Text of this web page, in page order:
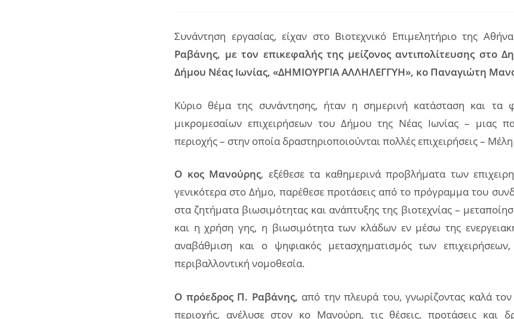
Συνάντηση εργασίας, είχαν στο Βιοτεχνικό Επιμελητήριο της
Ραβάνης, με τον επικεφαλής της μείζονος αντιπολίτευσης στο
Δήμου Νέας Ιωνίας, «ΔΗΜΙΟΥΡΓΙΑ ΑΛΛΗΛΕΓΓΥΗ», κο Παναγιώτη
Κύριο θέμα της συνάντησης, ήταν η σημερινή κατάσταση και τα
μικρομεσαίων επιχειρήσεων του Δήμου της Νέας Ιωνίας – μιας
περιοχής – στην οποία δραστηριοποιούνται πολλές επιχειρήσεις –
Ο κος Μανούρης, εξέθεσε τα καθημερινά προβλήματα των
γενικότερα στο Δήμο, παρέθεσε προτάσεις από το πρόγραμμα του
στα ζητήματα βιωσιμότητας και ανάπτυξης της βιοτεχνίας –
και η χρήση γης, η βιωσιμότητα των κλάδων εν μέσω της
αναβάθμιση και ο ψηφιακός μετασχηματισμός των
περιβαλλοντική νομοθεσία.
Ο πρόεδρος Π. Ραβάνης, από την πλευρά του, γνωρίζοντας καλά τον
περιοχής, ανέλυσε στον κο Μανούρη, τις θέσεις, προτάσεις και